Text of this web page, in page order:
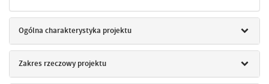
Ogólna charakterystyka projektu
Zakres rzeczowy projektu